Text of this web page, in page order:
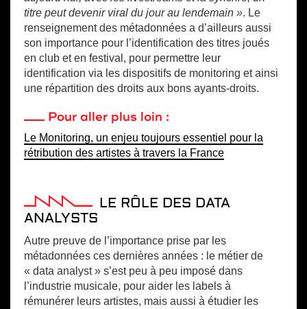
titre peut devenir viral du jour au lendemain ». Le
renseignement des métadonnées a d’ailleurs aussi
son importance pour l’identification des titres joués
en club et en festival, pour permettre leur
identification via les dispositifs de monitoring et ainsi
une répartition des droits aux bons ayants-droits.
Pour aller plus loin :
Le Monitoring, un enjeu toujours essentiel pour la
rétribution des artistes à travers la France
LE RÔLE DES DATA
ANALYSTS
Autre preuve de l’importance prise par les
métadonnées ces dernières années : le métier de
« data analyst » s’est peu à peu imposé dans
l’industrie musicale, pour aider les labels à
rémunérer leurs artistes, mais aussi à étudier les